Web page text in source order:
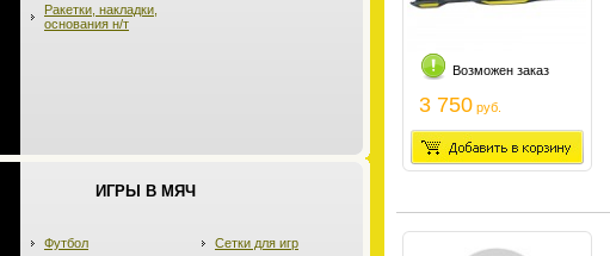
Ракетки, накладки,
основания н/т
ИГРЫ В МЯЧ
Футбол Сетки для игр
Возможен заказ
3 750 руб.